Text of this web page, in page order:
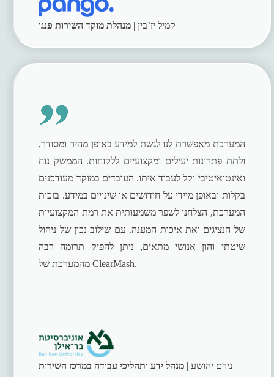
קמיל יז’בין | מנהלת מוקד השירות פנגו
המערכת מאפשרת לנו לגשת למידע באופן מהיר ומסודר,
ולתת פתרונות יעילים ומקצועיים ללקוחות. הממשק נוח
ואינטואיטיבי וקל לעבוד איתו. העובדים במוקד מעודכנים
בקלות ובאופן מיידי על חידושים או שינויים במידע. בזכות
המערכת, הצלחנו לשפר משמעותית את רמת המקצועיות
של הנציגים ואת איכות המענה. עם שילוב נכון של ניהול
שיטתי והון אנושי מתאים, ניתן להפיק תרומה רבה
מהמערכת של ClearMash.
נירם יהושע | מנהל ידע ותהליכי עבודה במרכז השירות